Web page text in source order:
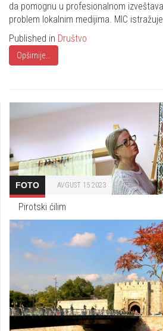
da pomognu u profesionalnom
problem lokalnim medijima. MIC
Published in Društvo
Opširnije...
FOTO AVGUST 15 2023
Pirotski ćilim